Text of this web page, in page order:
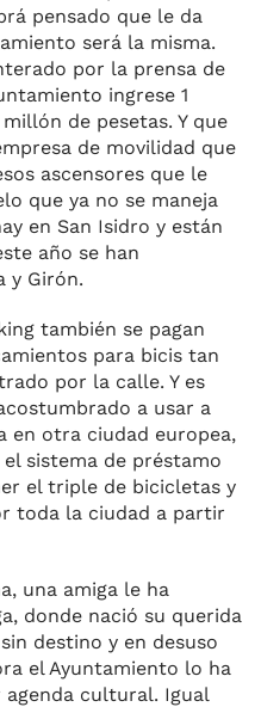
pensado que le da
será la misma.
por la prensa de
ingrese 1
de pesetas. Y que
de movilidad que
ascensores que le
que ya no se maneja
en San Isidro y están
año se han
y Girón.
también se pagan
para bicis tan
por la calle. Y es
a usar a
en otra ciudad europea,
sistema de préstamo
el triple de bicicletas y
toda la ciudad a partir
una amiga le ha
donde nació su querida
destino y en desuso
el Ayuntamiento lo ha
cultural. Igual